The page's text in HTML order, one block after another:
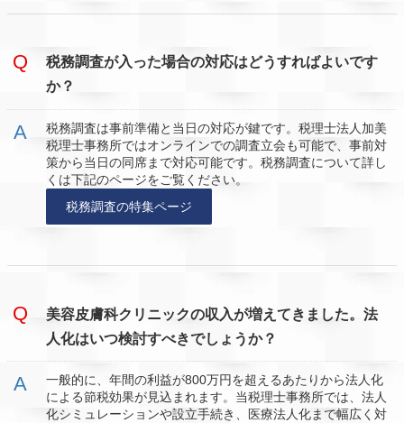
税務調査が入った場合の対応はどうすればよいです
か？
税務調査は事前準備と当日の対応が鍵です。税理士法人加美
税理士事務所ではオンラインでの調査立会も可能で、事前対
策から当日の同席まで対応可能です。税務調査について詳し
くは下記のページをご覧ください。
税務調査の特集ページ
美容皮膚科クリニックの収入が増えてきました。法
人化はいつ検討すべきでしょうか？
一般的に、年間の利益が800万円を超えるあたりから法人化
による節税効果が見込まれます。当税理士事務所では、法人
化シミュレーションや設立手続き、医療法人化まで幅広く対